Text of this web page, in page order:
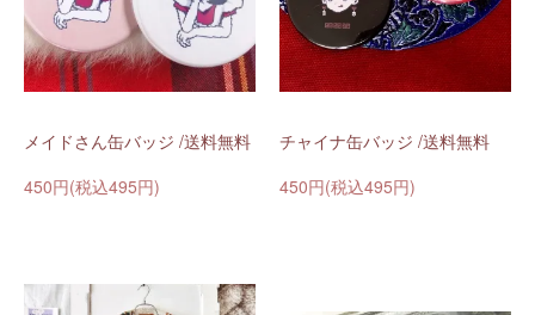
メイドさん缶バッジ /送料無料
450円(税込495円)
チャイナ缶バッジ /送料無料
450円(税込495円)